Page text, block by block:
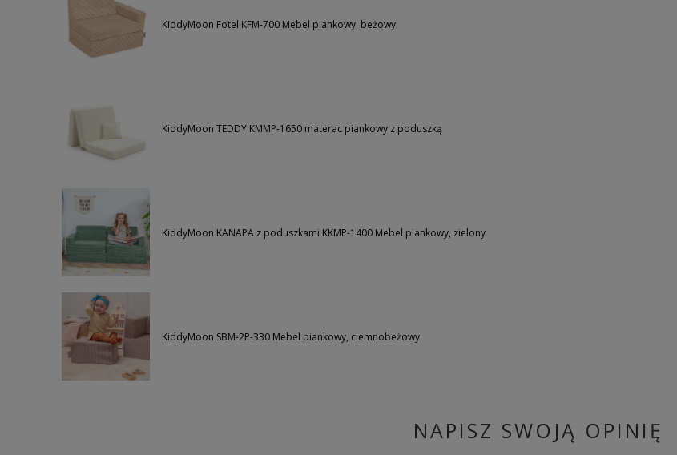
KiddyMoon Fotel KFM-700 Mebel piankowy, beżowy
KiddyMoon TEDDY KMMP-1650 materac piankowy z poduszką
KiddyMoon KANAPA z poduszkami KKMP-1400 Mebel piankowy, zielony
KiddyMoon SBM-2P-330 Mebel piankowy, ciemnobeżowy
NAPISZ SWOJĄ OPINIĘ